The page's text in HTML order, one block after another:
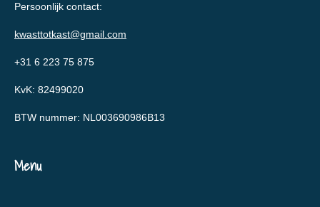
Persoonlijk contact:
kwasttotkast@gmail.com
+31 6 223 75 875
KvK: 82499020
BTW nummer: NL003690986B13
Menu